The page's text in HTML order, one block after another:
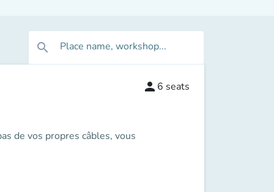
search Place name, workshop...
de vos propres câbles, vous
person 6 seats